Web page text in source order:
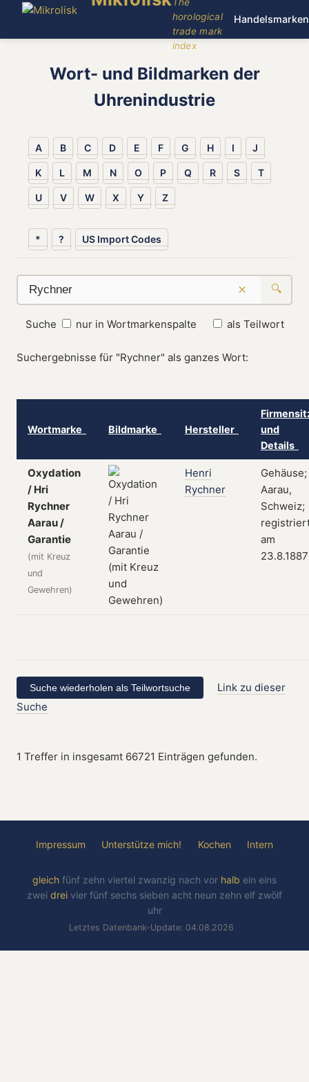
horological
trade mark
index
Handelsmarken
Wort- und Bildmarken der
Uhrenindustrie
A B C D E F G H I J
K L M N O P Q R S T
U V W X Y Z
* ? US Import Codes
× 🔍
Suche nur in Wortmarkenspalte als Teilwort
Suchergebnisse für "Rychner" als ganzes Wort:
Wortmarke Bildmarke Hersteller
und
Details
Oxydation
/ Hri
Rychner
Aarau /
Garantie
(mit Kreuz
und
Gewehren)
Henri
Rychner
Gehäuse;
Aarau,
Schweiz;
am
23.8.1887
Link zu dieser
Suche
1 Treffer in insgesamt 66721 Einträgen gefunden.
Impressum Unterstütze mich! Kochen Intern
gleich fünf zehn viertel zwanzig nach vor halb ein eins
zwei drei vier fünf sechs sieben acht neun zehn elf zwölf
uhr
Letztes Datenbank-Update: 04.08.2026